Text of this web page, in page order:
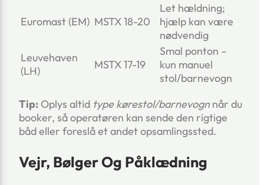
Euromast (EM) MSTX 18-20
Let hældning;
hjælp kan være
nødvendig
Leuvehaven
(LH)
MSTX 17-19
Smal ponton –
kun manuel
stol/barnevogn
Tip: Oplys altid type kørestol/barnevognnår du
booker, så operatøren kan sende den rigtige
båd eller foreslå et andet opsamlingssted.
Vejr, Bølger Og Påklædning